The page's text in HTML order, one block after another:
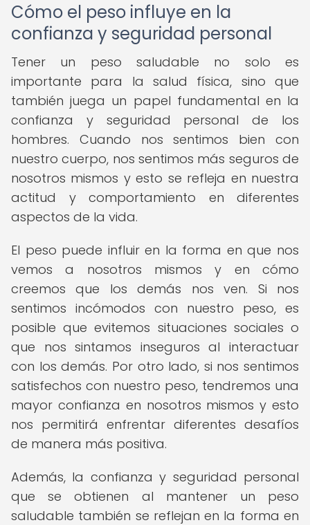
Cómo el peso influye en la
confianza y seguridad personal
Tener un peso saludable no solo es
importante para la salud física, sino que
también juega un papel fundamental en la
confianza y seguridad personal de los
hombres. Cuando nos sentimos bien con
nuestro cuerpo, nos sentimos más seguros de
nosotros mismos y esto se refleja en nuestra
actitud y comportamiento en diferentes
aspectos de la vida.
El peso puede influir en la forma en que nos
vemos a nosotros mismos y en cómo
creemos que los demás nos ven. Si nos
sentimos incómodos con nuestro peso, es
posible que evitemos situaciones sociales o
que nos sintamos inseguros al interactuar
con los demás. Por otro lado, si nos sentimos
satisfechos con nuestro peso, tendremos una
mayor confianza en nosotros mismos y esto
nos permitirá enfrentar diferentes desafíos
de manera más positiva.
Además, la confianza y seguridad personal
que se obtienen al mantener un peso
saludable también se reflejan en la forma en